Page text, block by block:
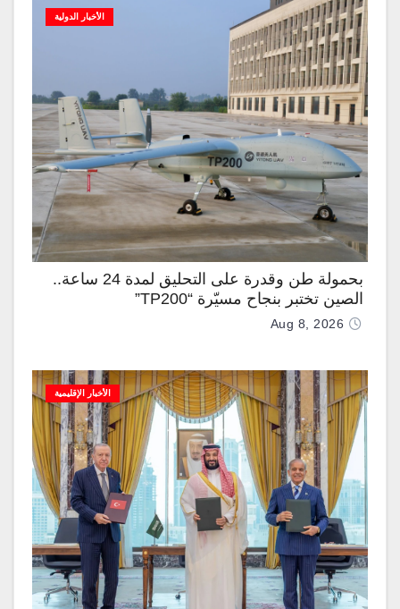
الأخبار الدولية
بحمولة طن وقدرة على التحليق لمدة 24 ساعة..
الصين تختبر بنجاح مسيّرة “TP200”
Aug 8, 2026
الأخبار الإقليمية